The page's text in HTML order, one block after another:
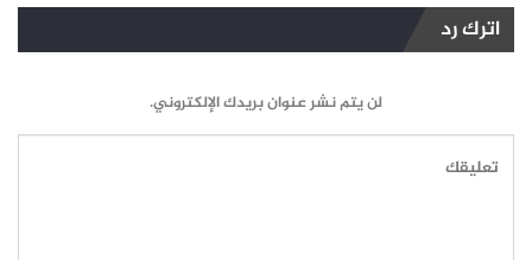
اترك رد
لن يتم نشر عنوان بريدك الإلكتروني.